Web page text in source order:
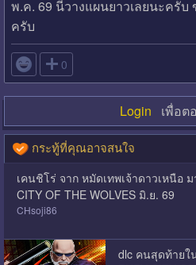
พ.ค. 69 นี่วางแผนยาวเลยนะครั
ครับ
 0
Login เพื่อต
กระทู้ที่คุณอาจสนใจ
เคนชิโร่ จาก หมัดเทพเจ้าดาวเหนือ ม
CITY​ OF THE WOLVES มิ.ย. 69
CHsoji86
dlc คนสุดท้ายใ